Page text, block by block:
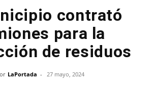
contrató
para la
de residuos
LaPortada - 27 mayo, 2024